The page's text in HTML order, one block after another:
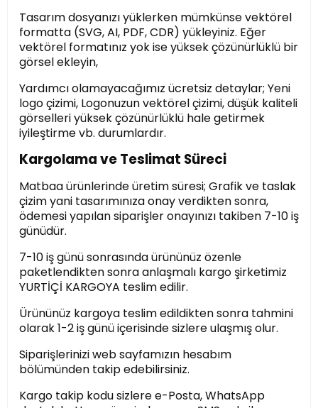
Tasarım dosyanızı yüklerken mümkünse vektörel
formatta (SVG, AI, PDF, CDR) yükleyiniz. Eğer
vektörel formatınız yok ise yüksek çözünürlüklü bir
görsel ekleyin,
Yardımcı olamayacağımız ücretsiz detaylar; Yeni
logo çizimi, Logonuzun vektörel çizimi, düşük kaliteli
görselleri yüksek çözünürlüklü hale getirmek
iyileştirme vb. durumlardır.
Kargolama ve Teslimat Süreci
Matbaa ürünlerinde üretim süresi; Grafik ve taslak
çizim yani tasarımınıza onay verdikten sonra,
ödemesi yapılan siparişler onayınızı takiben 7-10 iş
günüdür.
7-10 iş günü sonrasında ürününüz özenle
paketlendikten sonra anlaşmalı kargo şirketimiz
YURTİÇİ KARGOYA teslim edilir.
Ürününüz kargoya teslim edildikten sonra tahmini
olarak 1-2 iş günü içerisinde sizlere ulaşmış olur.
Siparişlerinizi web sayfamızın hesabım
bölümünden takip edebilirsiniz.
Kargo takip kodu sizlere e-Posta, WhatsApp